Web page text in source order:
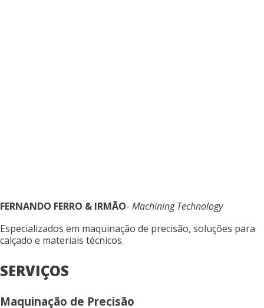
FERNANDO FERRO & IRMÃO- Machining Technology
Especializados em maquinação de precisão, soluções para
calçado e materiais técnicos.
SERVIÇOS
Maquinação de Precisão